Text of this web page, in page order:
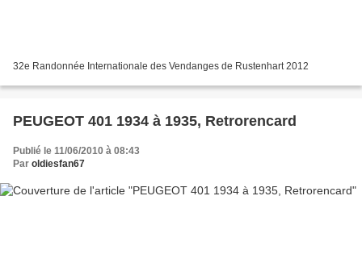
32e Randonnée Internationale des Vendanges de Rustenhart 2012
PEUGEOT 401 1934 à 1935, Retrorencard
Publié le 11/06/2010 à 08:43
Par oldiesfan67